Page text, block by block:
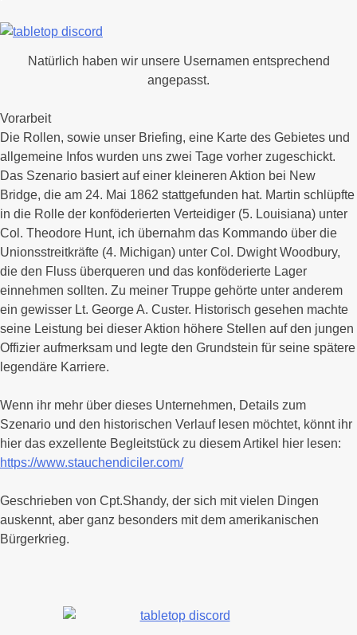
Natürlich haben wir unsere Usernamen entsprechend
angepasst.
Vorarbeit
Die Rollen, sowie unser Briefing, eine Karte des Gebietes und
allgemeine Infos wurden uns zwei Tage vorher zugeschickt.
Das Szenario basiert auf einer kleineren Aktion bei New
Bridge, die am 24. Mai 1862 stattgefunden hat. Martin schlüpfte
in die Rolle der konföderierten Verteidiger (5. Louisiana) unter
Col. Theodore Hunt, ich übernahm das Kommando über die
Unionsstreitkräfte (4. Michigan) unter Col. Dwight Woodbury,
die den Fluss überqueren und das konföderierte Lager
einnehmen sollten. Zu meiner Truppe gehörte unter anderem
ein gewisser Lt. George A. Custer. Historisch gesehen machte
seine Leistung bei dieser Aktion höhere Stellen auf den jungen
Offizier aufmerksam und legte den Grundstein für seine spätere
legendäre Karriere.
Wenn ihr mehr über dieses Unternehmen, Details zum
Szenario und den historischen Verlauf lesen möchtet, könnt ihr
hier das exzellente Begleitstück zu diesem Artikel hier lesen:
https://www.stauchendiciler.com/
Geschrieben von Cpt.Shandy, der sich mit vielen Dingen
auskennt, aber ganz besonders mit dem amerikanischen
Bürgerkrieg.